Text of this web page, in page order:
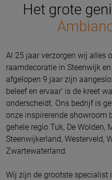
Het grote
Al 25 jaar verzorgen wij alles
raamdecoratie in Steenwijk
afgelopen 9 jaar zijn
beleef en ervaar’ is de kreet
onderscheidt. Ons bedrijf is
onze inspirerende showroom
gehele regio Tuk, De Wolden,
Steenwijkerland, Westerveld,
Zwartewaterland.
Wij zijn de grootste specialist